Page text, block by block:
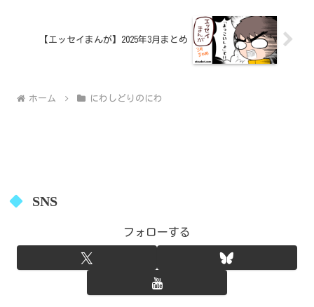
【エッセイまんが】2025年3月まとめ
ホーム にわしどりのにわ
SNS
フォローする